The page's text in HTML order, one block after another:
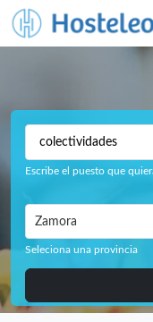
Escribe el puesto que
Zamora
Seleciona una provincia